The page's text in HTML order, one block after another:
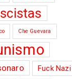
Che Guevara
Fuck Nazi